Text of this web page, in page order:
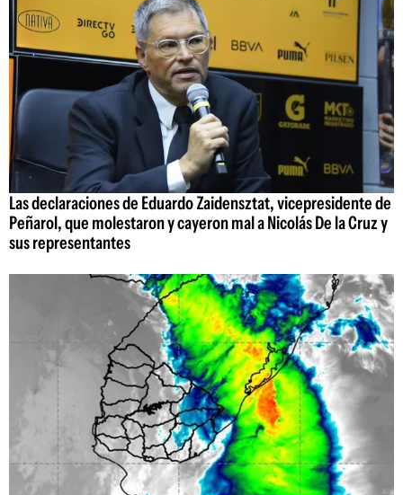
Las declaraciones de Eduardo Zaidensztat, vicepresidente de
Peñarol, que molestaron y cayeron mal a Nicolás De la Cruz y
sus representantes